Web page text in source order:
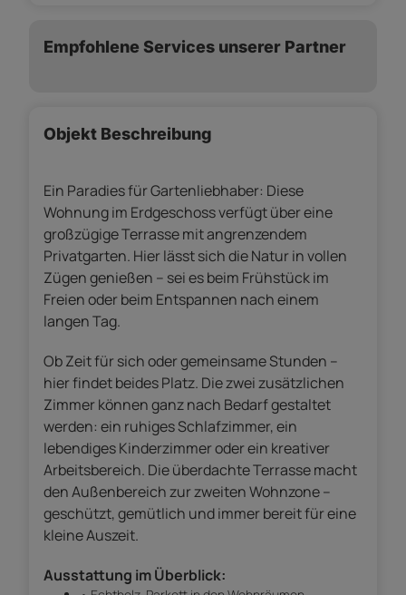
Empfohlene Services unserer Partner
Objekt Beschreibung
Ein Paradies für Gartenliebhaber: Diese
Wohnung im Erdgeschoss verfügt über eine
großzügige Terrasse mit angrenzendem
Privatgarten. Hier lässt sich die Natur in vollen
Zügen genießen – sei es beim Frühstück im
Freien oder beim Entspannen nach einem
langen Tag.
Ob Zeit für sich oder gemeinsame Stunden –
hier findet beides Platz. Die zwei zusätzlichen
Zimmer können ganz nach Bedarf gestaltet
werden: ein ruhiges Schlafzimmer, ein
lebendiges Kinderzimmer oder ein kreativer
Arbeitsbereich. Die überdachte Terrasse macht
den Außenbereich zur zweiten Wohnzone –
geschützt, gemütlich und immer bereit für eine
kleine Auszeit.
Ausstattung im Überblick: